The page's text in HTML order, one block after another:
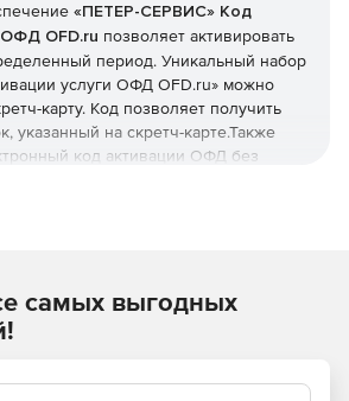
«ПЕТЕР-СЕРВИС» Код
ОФД OFD.ru позволяет активировать
период. Уникальный набор
услуги ОФД OFD.ru» можно
карту. Код позволяет получить
указанный на скретч-карте.Также
код активации ОФД без
самых выгодных